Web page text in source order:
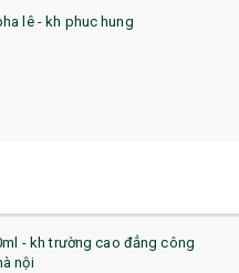
lê - kh phuc hung
- kh trường cao đẳng công
nội